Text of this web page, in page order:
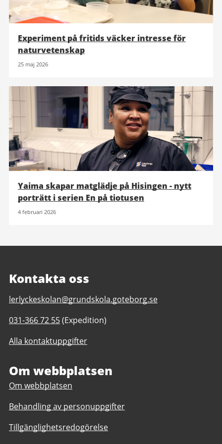
Experiment på fritids väcker intresse för
naturvetenskap
25 maj 2026
Yaima skapar matglädje på Hisingen - nytt
porträtt i serien En på tiotusen
4 februari 2026
Kontakta oss
E-
till
Lerlyckeskolan
F-
lerlyckeskolan@grundskola.goteborg.se
Telefonnummer
Lerlyckeskolan
6
031-366 72 55(Expedition)
Alla kontaktuppgifter
Om webbplatsen
Om webbplatsen
Behandling av personuppgifter
Tillgänglighetsredogörelse